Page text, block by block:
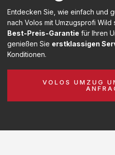
Entdecken Sie, wie einfach und
nach Volos mit Umzugsprofi Wild
Best-Preis-Garantie für Ihren
genießen Sie erstklassigen
Konditionen.
VOLOS UMZUG